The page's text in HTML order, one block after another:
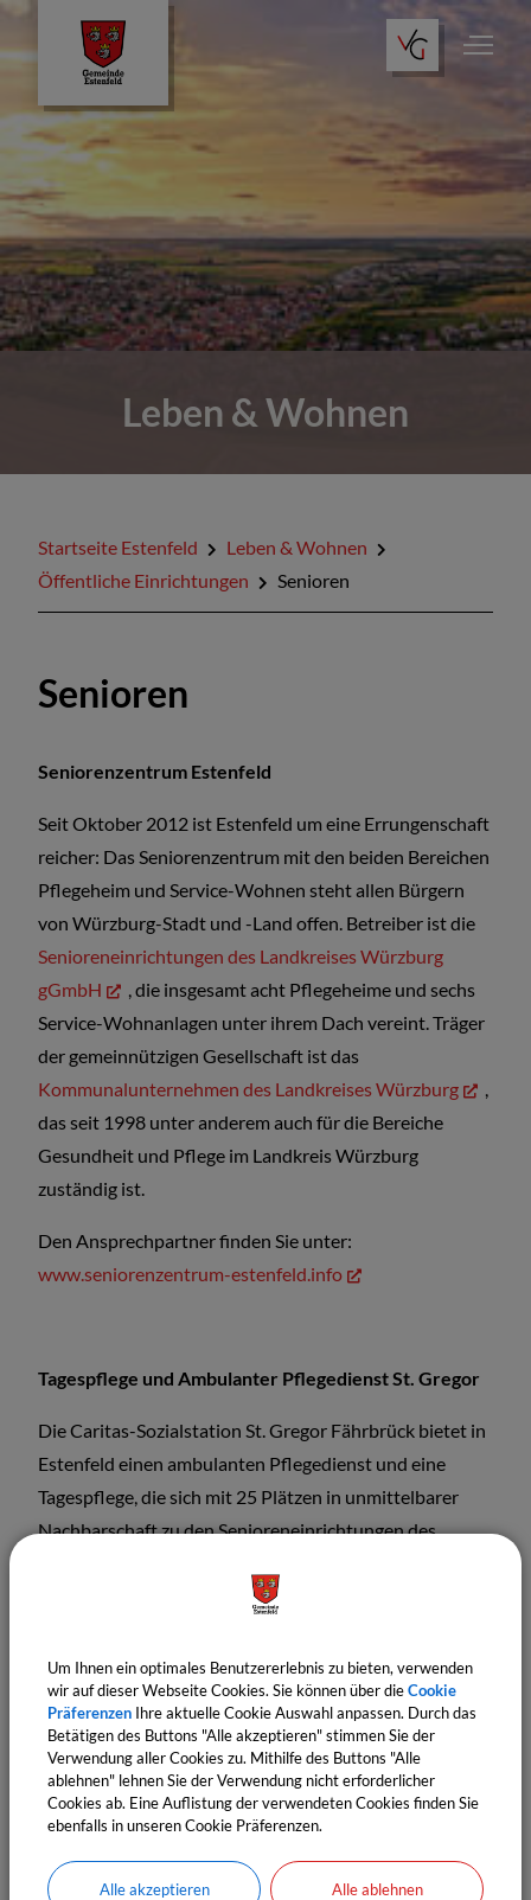
Leben & Wohnen
Wo finde ich was?
Leben & Wohnen
Startseite Estenfeld
Leben & Wohnen
Öffentliche Einrichtungen
Senioren
Senioren
Seniorenzentrum Estenfeld
Seit Oktober 2012 ist Estenfeld um eine Errungenschaft
reicher: Das Seniorenzentrum mit den beiden Bereichen
Pflegeheim und Service-Wohnen steht allen Bürgern
von Würzburg-Stadt und -Land offen. Betreiber ist die
Senioreneinrichtungen des Landkreises Würzburg
gGmbH
, die insgesamt acht Pflegeheime und sechs
Service-Wohnanlagen unter ihrem Dach vereint. Träger
der gemeinnützigen Gesellschaft ist das
Kommunalunternehmen des Landkreises Würzburg
,
das seit 1998 unter anderem auch für die Bereiche
Gesundheit und Pflege im Landkreis Würzburg
zuständig ist.
Den Ansprechpartner finden Sie unter:
www.seniorenzentrum-estenfeld.info
Tagespflege und Ambulanter Pflegedienst St. Gregor
Die Caritas-Sozialstation St. Gregor Fährbrück bietet in
Estenfeld einen ambulanten Pflegedienst und eine
Tagespflege, die sich mit 25 Plätzen in unmittelbarer
Nachbarschaft zu den Senioreneinrichtungen des
zusammen ein „soziales Zentrum“, das den sich
Gesellschaft Rechnung trägt.
Der ambulante Pflegedienst leistet das komplette
Pflegeangebot - von der Familien- bis hin zur
Außerklinischen Intensivpflege. Die Tagespflege bietet
neben der professionellen Pflege und
pflegende Angehörige. Bei der Betreuung der Gäste
Um Ihnen ein optimales Benutzererlebnis zu bieten, verwenden
wir auf dieser Webseite Cookies. Sie können über dieCookie
Präferenzen Ihre aktuelle Cookie Auswahl anpassen. Durch das
Betätigen des Buttons "Alle akzeptieren" stimmen Sie der
Verwendung aller Cookies zu. Mithilfe des Buttons "Alle
ablehnen" lehnen Sie der Verwendung nicht erforderlicher
Cookies ab. Eine Auflistung der verwendeten Cookies finden Sie
ebenfalls in unseren Cookie Präferenzen.
Alle akzeptieren Alle ablehnen